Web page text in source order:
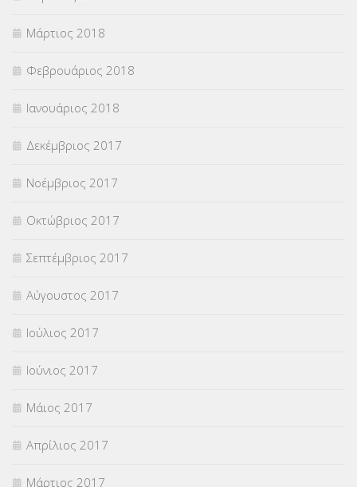
Μάρτιος 2018
Φεβρουάριος 2018
Ιανουάριος 2018
Δεκέμβριος 2017
Νοέμβριος 2017
Οκτώβριος 2017
Σεπτέμβριος 2017
Αύγουστος 2017
Ιούλιος 2017
Ιούνιος 2017
Μάιος 2017
Απρίλιος 2017
Μάρτιος 2017